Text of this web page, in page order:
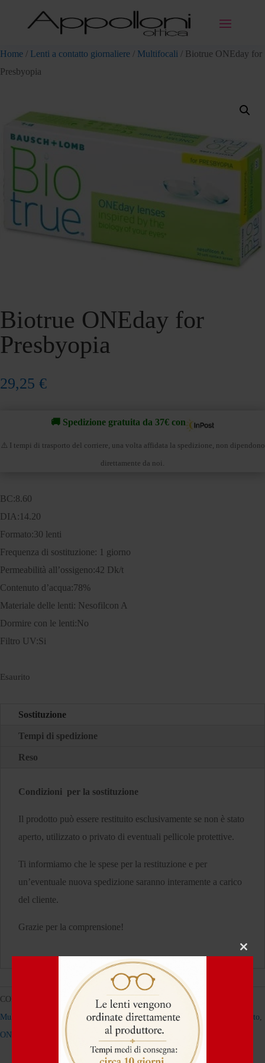
Home / Lenti a contatto giornaliere / Multifocali / Biotrue ONEday for
Presbyopia
Biotrue ONEday for
Presbyopia
29,25 €
🚚 Spedizione gratuita da 37€ con
⚠️ I tempi di trasporto del corriere, una volta affidata la spedizione, non dipendono
direttamente da noi.
BC:8.60
DIA:14.20
Formato:30 lenti
Frequenza di sostituzione: 1 giorno
Permeabilità all’ossigeno:42 Dk/t
Contenuto d’acqua:78%
Materiale delle lenti: Nesofilcon A
Dormire con le lenti:No
Filtro UV:Si
Esaurito
Sostituzione
Tempi di spedizione
Reso
Condizioni per la sostituzione
Il prodotto può essere restituito esclusivamente se non è stato
aperto, utilizzato o privato di eventuali pellicole protettive.
Ti informiamo che le spese per la restituzione e per
un’eventuale nuova spedizione saranno interamente a carico
del cliente.
Grazie per la comprensione!
COD: Categorie:Lenti a contatto giornaliere
Multifocali
BIOTRUE,Biotrue ONEday for Presbyopia lenti a contatto,
ONEday
Presbyopia
Close